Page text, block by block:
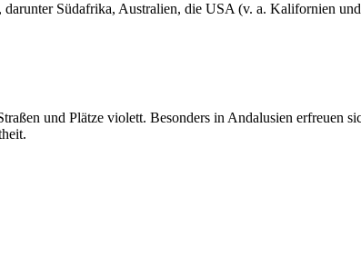
Südafrika, Australien, die USA (v. a. Kalifornien
und Plätze violett. Besonders in Andalusien erfreuen